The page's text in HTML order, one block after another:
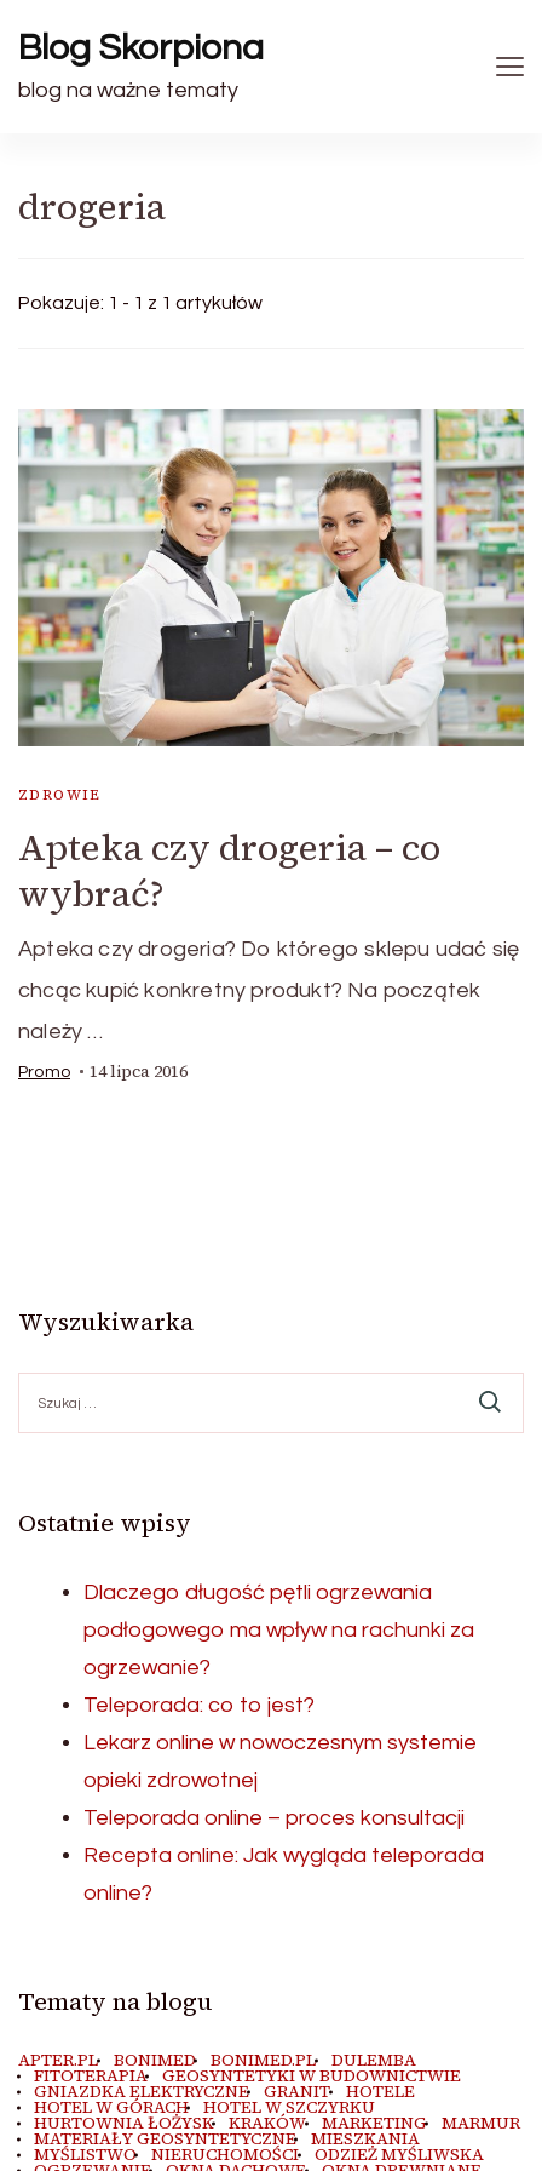
Blog Skorpiona
blog na ważne tematy
drogeria
Pokazuje: 1 - 1 z 1 artykułów
ZDROWIE
Apteka czy drogeria – co
wybrać?
Apteka czy drogeria? Do którego sklepu udać się
chcąc kupić konkretny produkt? Na początek
należy …
Promo 14 lipca 2016
Wyszukiwarka
Ostatnie wpisy
Dlaczego długość pętli ogrzewania
podłogowego ma wpływ na rachunki za
ogrzewanie?
Teleporada: co to jest?
Lekarz online w nowoczesnym systemie
opieki zdrowotnej
Teleporada online – proces konsultacji
Recepta online: Jak wygląda teleporada
online?
Tematy na blogu
APTER.PL BONIMED BONIMED.PL DULEMBA
FITOTERAPIA GEOSYNTETYKI W BUDOWNICTWIE
GNIAZDKA ELEKTRYCZNE GRANIT HOTELE
HOTEL W GÓRACH HOTEL W SZCZYRKU
HURTOWNIA ŁOŻYSK KRAKÓW MARKETING MARMUR
MATERIAŁY GEOSYNTETYCZNE MIESZKANIA
MYŚLISTWO NIERUCHOMOŚCI ODZIEŻ MYŚLIWSKA